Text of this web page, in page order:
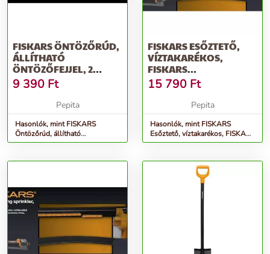
FISKARS ÖNTÖZŐRÚD,
ÁLLÍTHATÓ
ÖNTÖZŐFEJJEL, 2
FUNKCIÓVAL,
FISKARS...
9 390 Ft
Pepita
Hasonlók, mint FISKARS
Öntözőrúd, állítható
öntözőfejjel, 2 funkcióval,
FISKARS ESŐZTETŐ,
VÍZTAKARÉKOS,
FISKARS
&QUOT;COMFORT&QUOT;
15 790 Ft
Pepita
Hasonlók, mint FISKARS
Esőztető, víztakarékos, FISKARS
&quot;Comfort&quot;